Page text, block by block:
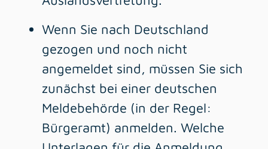
Wenn Sie nach Deutschland
gezogen und noch nicht
angemeldet sind, müssen Sie sich
zunächst bei einer deutschen
Meldebehörde (in der Regel:
Bürgeramt) anmelden. Welche